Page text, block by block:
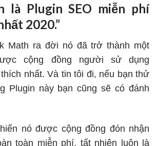
là Plugin SEO miễn phí
2020.”
Math ra đời nó đã trở thành một
cộng đồng người sử dụng
nhất. Và tin tôi đi, nếu bạn thử
Plugin này bạn cũng sẽ có đánh
nó được cộng đồng đón nhận
toàn miễn phí, tất nhiên luôn là